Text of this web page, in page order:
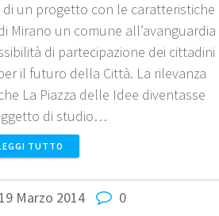
un progetto con le caratteristiche
Mirano un comune all’avanguardia
di partecipazione dei cittadini
il futuro della Città. La rilevanza
La Piazza delle Idee diventasse
di studio…
TUTTO
19 Marzo 2014 0